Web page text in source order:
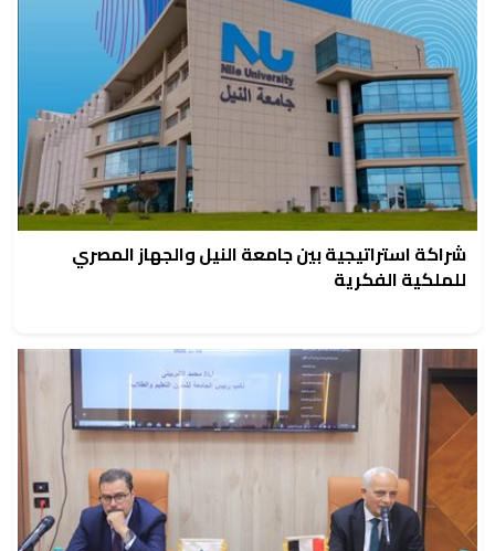
شراكة استراتيجية بين جامعة النيل والجهاز المصري
للملكية الفكرية